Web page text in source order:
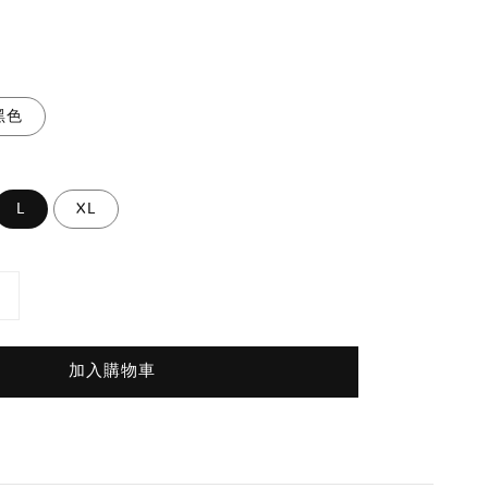
色
L XL
加入購物車